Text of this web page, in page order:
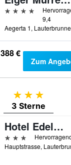
4 Sterne
9,4
388 €
Zum
3 Sterne
3 Sterne
Hotel Edelweiss Superior
3 Sterne